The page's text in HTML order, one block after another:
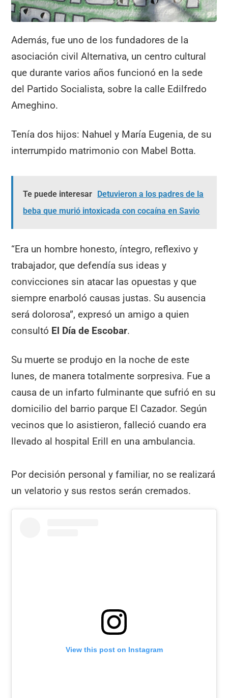
Además, fue uno de los fundadores de la
asociación civil Alternativa, un centro cultural
que durante varios años funcionó en la sede
del Partido Socialista, sobre la calle Edilfredo
Ameghino.
Tenía dos hijos: Nahuel y María Eugenia, de su
interrumpido matrimonio con Mabel Botta.
Te puede interesar Detuvieron a los padres de la
beba que murió intoxicada con cocaína en Savio
“Era un hombre honesto, íntegro, reflexivo y
trabajador, que defendía sus ideas y
convicciones sin atacar las opuestas y que
siempre enarboló causas justas. Su ausencia
será dolorosa”, expresó un amigo a quien
consultó El Día de Escobar.
Su muerte se produjo en la noche de este
lunes, de manera totalmente sorpresiva. Fue a
causa de un infarto fulminante que sufrió en su
domicilio del barrio parque El Cazador. Según
vecinos que lo asistieron, falleció cuando era
llevado al hospital Erill en una ambulancia.
Por decisión personal y familiar, no se realizará
un velatorio y sus restos serán cremados.
View this post on Instagram